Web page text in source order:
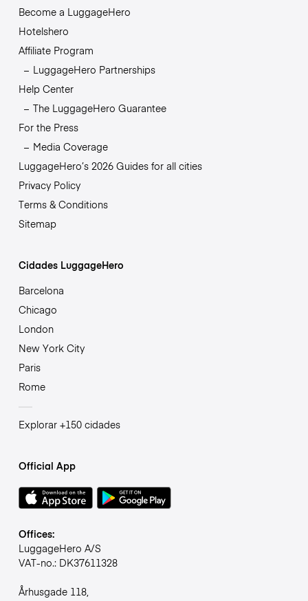
Become a LuggageHero
Hotelshero
Affiliate Program
LuggageHero Partnerships
Help Center
The LuggageHero Guarantee
For the Press
Media Coverage
LuggageHero’s 2026 Guides for all cities
Privacy Policy
Terms & Conditions
Sitemap
Cidades LuggageHero
Barcelona
Chicago
London
New York City
Paris
Rome
Explorar +150 cidades
Official App
Offices:
LuggageHero A/S
VAT-no.: DK37611328
Århusgade 118,